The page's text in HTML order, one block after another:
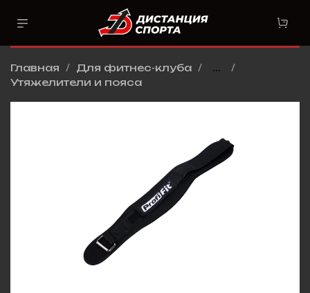
Главная Для фитнес-клуба
...
Утяжелители и пояса